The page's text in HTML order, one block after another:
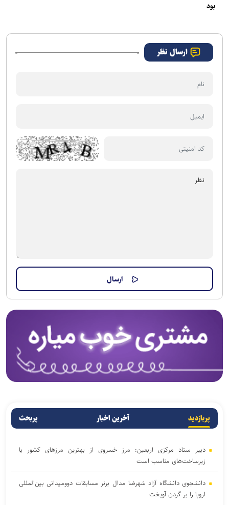
بود
ارسال نظر
پربازدید آخرین اخبار پربحث
دبیر ستاد مرکزی اربعین: مرز خسروی از بهترین مرزهای کشور با
زیرساخت‌های مناسب است
دانشجوی دانشگاه آزاد شهرضا مدال برنر مسابقات دوومیدانی بین‌المللی
اروپا را بر گردن آویخت